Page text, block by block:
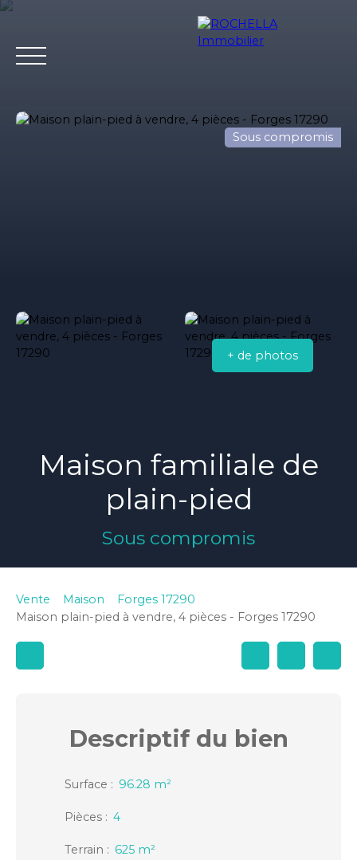
Estimation
Sous compromis
+ de photos
Maison familiale de
plain-pied
Sous compromis
Vente Maison
Forges 17290
Maison plain-pied à vendre, 4 pièces - Forges 17290
Descriptifdu bien
Surface : 96.28 m²
Pièces : 4
Terrain : 625 m²